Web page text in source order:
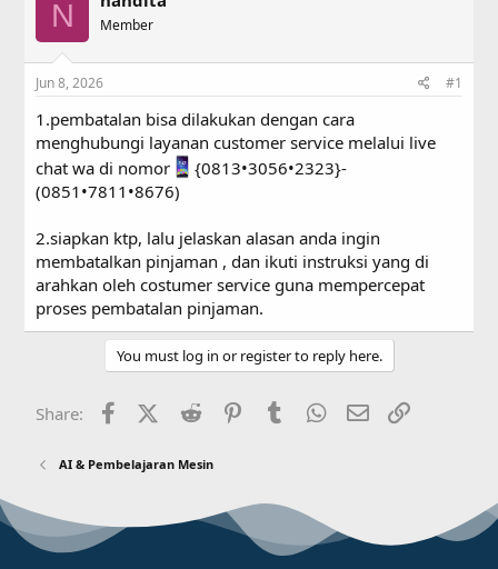
e
a
d
t
r
t
e
r
r
t
a
N Member
Jun 8, 2026 #1
1.pembatalan bisa dilakukan dengan cara
menghubungi layanan customer service melalui live
chat wa di nomor
{0813•3056•2323}-
(0851•7811•8676)
2.siapkan ktp, lalu jelaskan alasan anda ingin
membatalkan pinjaman , dan ikuti instruksi yang di
arahkan oleh costumer service guna mempercepat
proses pembatalan pinjaman.
You must log in or register to reply here.
Share: FacebookX (Twitter)
Reddit PinterestTumblr WhatsApp
Email
AI & Pembelajaran Mesin